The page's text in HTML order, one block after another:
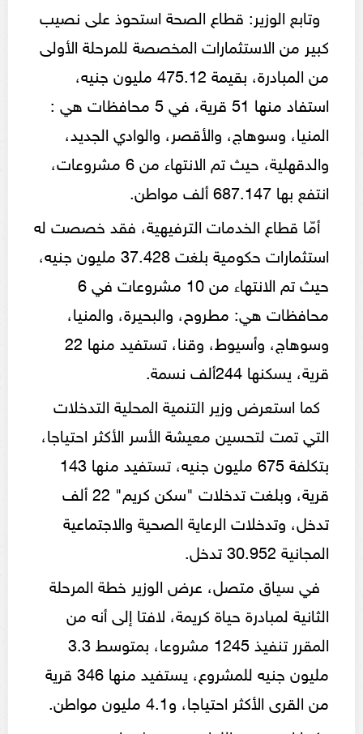
وتابع الوزير: قطاع الصحة استحوذ على نصيب
كبير من الاستثمارات المخصصة للمرحلة الأولى
من المبادرة، بقيمة 475.12 مليون جنيه،
استفاد منها 51 قرية، في 5 محافظات هي :
المنيا، وسوهاج، والأقصر، والوادي الجديد،
والدقهلية، حيث تم الانتهاء من 6 مشروعات،
انتفع بها 687.147 ألف مواطن.
أمّا قطاع الخدمات الترفيهية، فقد خصصت له
استثمارات حكومية بلغت 37.428 مليون جنيه،
حيث تم الانتهاء من 10 مشروعات في 6
محافظات هي: مطروح، والبحيرة، والمنيا،
وسوهاج، وأسيوط، وقنا، تستفيد منها 22
قرية، يسكنها 244ألف نسمة.
كما استعرض وزير التنمية المحلية التدخلات
التي تمت لتحسين معيشة الأسر الأكثر احتياجا،
بتكلفة 675 مليون جنيه، تستفيد منها 143
قرية، وبلغت تدخلات "سكن كريم" 22 ألف
تدخل، وتدخلات الرعاية الصحية والاجتماعية
المجانية 30.952 تدخل.
في سياق متصل، عرض الوزير خطة المرحلة
الثانية لمبادرة حياة كريمة، لافتا إلى أنه من
المقرر تنفيذ 1245 مشروعا، بمتوسط 3.3
مليون جنيه للمشروع، يستفيد منها 346 قرية
من القرى الأكثر احتياجا، و4.1 مليون مواطن.